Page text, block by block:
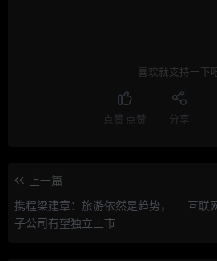
喜欢就支持一下
点赞 点赞 分享
上一篇
携程梁建章：旅游依然是趋势，
子公司有望独立上市
互联